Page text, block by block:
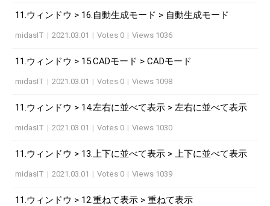
11.ウィンドウ > 16.自動生成モード > 自動生成モード
midasIT | 2021.03.01 | Votes 0 | Views 1036
11.ウィンドウ > 15.CADモード > CADモード
midasIT | 2021.03.01 | Votes 0 | Views 1098
11.ウィンドウ > 14.左右に並べて表示 > 左右に並べて表示
midasIT | 2021.03.01 | Votes 0 | Views 1030
11.ウィンドウ > 13.上下に並べて表示 > 上下に並べて表示
midasIT | 2021.03.01 | Votes 0 | Views 1039
11.ウィンドウ > 12.重ねて表示 > 重ねて表示